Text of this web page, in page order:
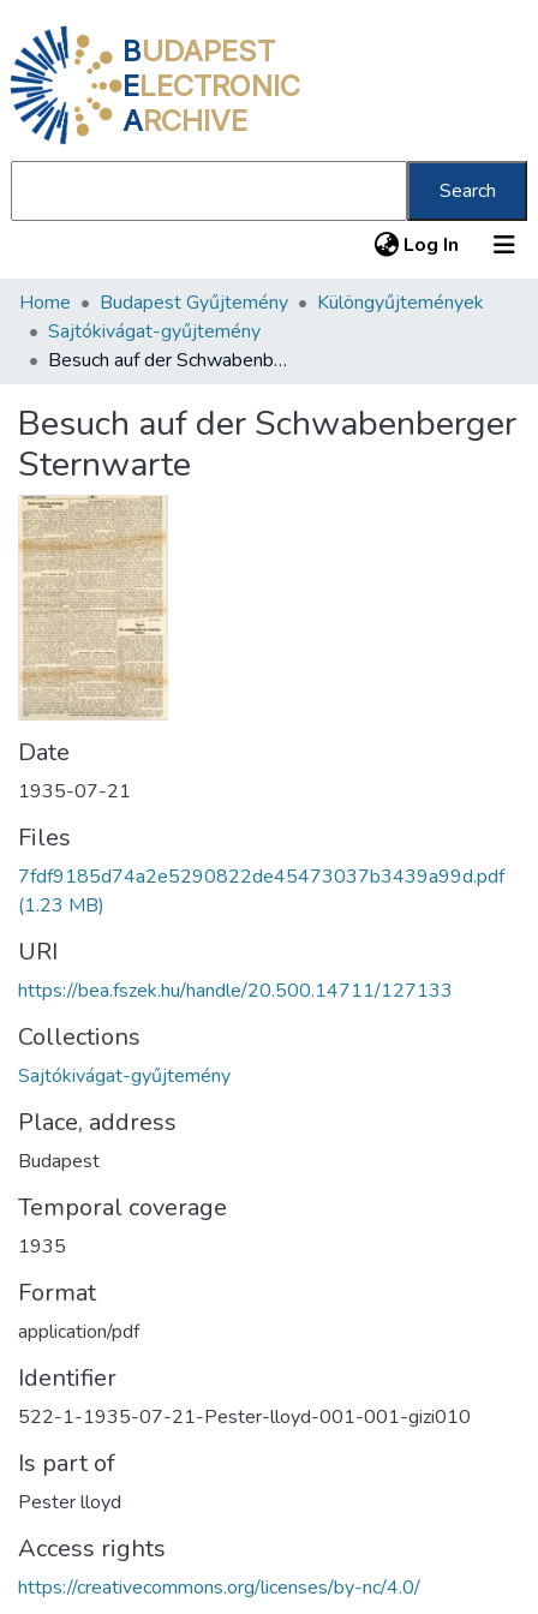
BUDAPEST
ELECTRONIC
ARCHIVE
Search
Log In (current)
Communities & Collections
All of DSpace
About us
Home Budapest Gyűjtemény
Különgyűjtemények
Sajtókivágat-gyűjtemény
Besuch auf der Schwabenberger Sternwarte
Besuch auf der Schwabenberger
Sternwarte
Date
1935-07-21
Files
7fdf9185d74a2e5290822de45473037b3439a99d.pdf
(1.23 MB)
URI
https://bea.fszek.hu/handle/20.500.14711/127133
Collections
Sajtókivágat-gyűjtemény
Place, address
Budapest
Temporal coverage
1935
Format
application/pdf
Identifier
522-1-1935-07-21-Pester-lloyd-001-001-gizi010
Is part of
Pester lloyd
Access rights
https://creativecommons.org/licenses/by-nc/4.0/